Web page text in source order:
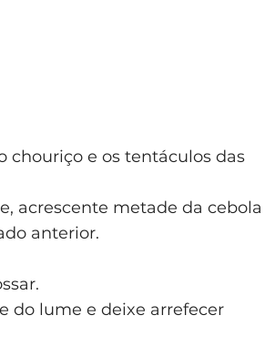
chouriço e os tentáculos das
acrescente metade da cebola
anterior.
do lume e deixe arrefecer